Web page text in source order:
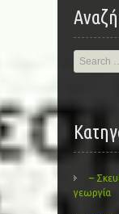
Search
for:
–
γεωργία